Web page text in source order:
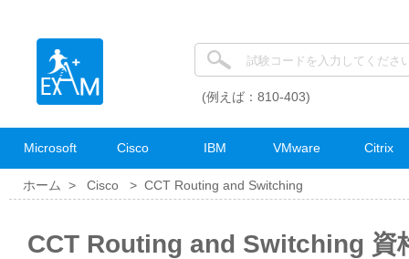
(例えば：810-403)
Microsoft Cisco IBM VMware Citrix
ホーム > Cisco > CCT Routing and Switching
CCT Routing and Switching 資